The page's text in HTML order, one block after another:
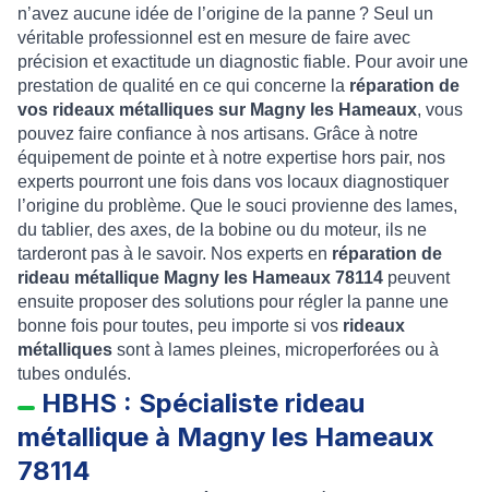
n’avez aucune idée de l’origine de la panne ? Seul un
véritable professionnel est en mesure de faire avec
précision et exactitude un diagnostic fiable. Pour avoir une
prestation de qualité en ce qui concerne la réparation de
vos rideaux métalliques sur Magny les Hameaux, vous
pouvez faire confiance à nos artisans. Grâce à notre
équipement de pointe et à notre expertise hors pair, nos
experts pourront une fois dans vos locaux diagnostiquer
l’origine du problème. Que le souci provienne des lames,
du tablier, des axes, de la bobine ou du moteur, ils ne
tarderont pas à le savoir. Nos experts en réparation de
rideau métallique Magny les Hameaux 78114 peuvent
ensuite proposer des solutions pour régler la panne une
bonne fois pour toutes, peu importe si vos rideaux
métalliques sont à lames pleines, microperforées ou à
tubes ondulés.
HBHS : Spécialiste rideau
métallique à Magny les Hameaux
78114